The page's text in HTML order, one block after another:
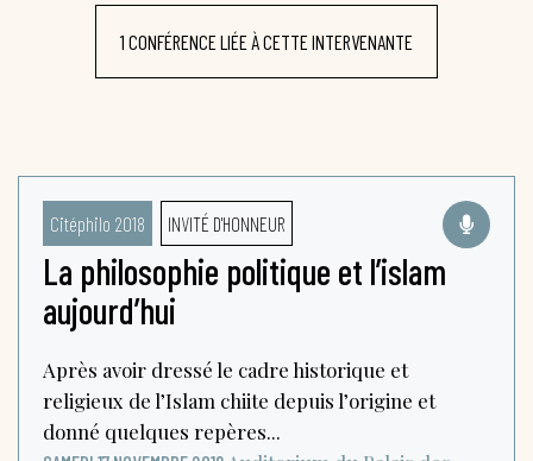
1 CONFÉRENCE LIÉE À CETTE INTERVENANTE
Citéphilo 2018 INVITÉ D'HONNEUR
La philosophie politique et l’islam
aujourd’hui
Après avoir dressé le cadre historique et
religieux de l’Islam chiite depuis l’origine et
donné quelques repères...